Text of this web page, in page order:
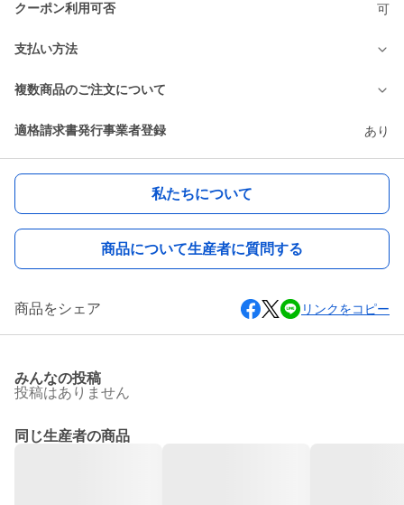
クーポン利用可否 可
支払い方法
複数商品のご注文について
適格請求書発行事業者登録 あり
私たちについて
商品について生産者に質問する
商品をシェア リンクをコピー
みんなの投稿
投稿はありません
同じ生産者の商品